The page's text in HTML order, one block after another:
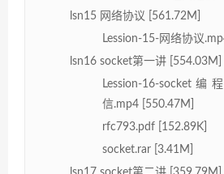
lsn15 网络协议 [561.72M]
Lession-15-网络协议
lsn16 socket第一讲 [554.03M]
Lession-16-socket
信.mp4 [550.47M]
rfc793.pdf [152.89K]
socket.rar [3.41M]